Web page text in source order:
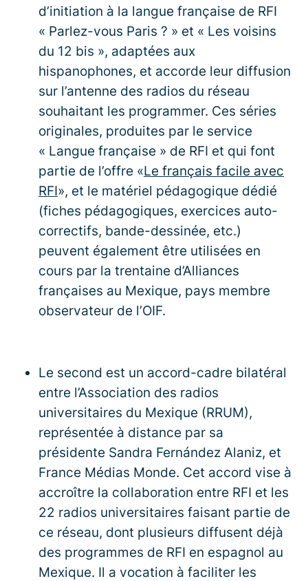
d’initiation à la langue française de RFI
« Parlez-vous Paris ? » et « Les voisins
du 12 bis », adaptées aux
hispanophones, et accorde leur diffusion
sur l’antenne des radios du réseau
souhaitant les programmer. Ces séries
originales, produites par le service
« Langue française » de RFI et qui font
partie de l’offre «Le français facile avec
RFI», et le matériel pédagogique dédié
(fiches pédagogiques, exercices auto-
correctifs, bande-dessinée, etc.)
peuvent également être utilisées en
cours par la trentaine d’Alliances
françaises au Mexique, pays membre
observateur de l’OIF.
Le second est un accord-cadre bilatéral
entre l’Association des radios
universitaires du Mexique (RRUM),
représentée à distance par sa
présidente Sandra Fernández Alaniz, et
France Médias Monde. Cet accord vise à
accroître la collaboration entre RFI et les
22 radios universitaires faisant partie de
ce réseau, dont plusieurs diffusent déjà
des programmes de RFI en espagnol au
Mexique. Il a vocation à faciliter les